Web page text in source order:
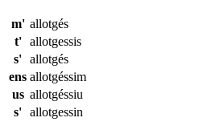
m' allotgés
t'
allotgessis
s' allotgés
ens allotgéssim
us allotgéssiu
s' allotgessin